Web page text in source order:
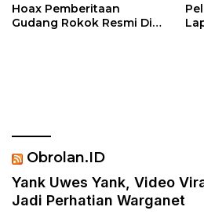
Hoax Pemberitaan
Gudang Rokok Resmi Di
Obrolan.ID
Yank Uwes Yank, Video
Jadi Perhatian Warganet